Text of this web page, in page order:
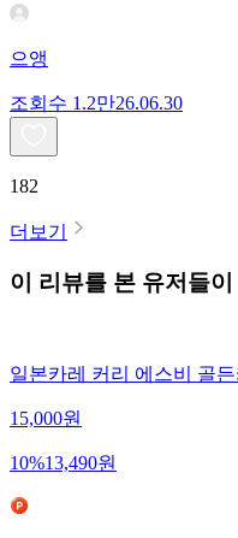
으앵
조회수 1.2만26.06.30
182
더보기
이 리뷰를 본 유저들
일본카레 커리 에스비 골
15,000원
10%13,490원